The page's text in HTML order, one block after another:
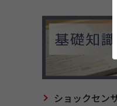
ショックセン